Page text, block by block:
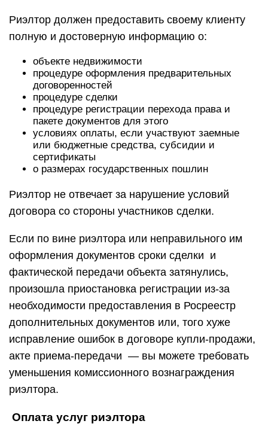
Риэлтор должен предоставить своему клиенту
полную и достоверную информацию о:
объекте недвижимости
процедуре оформления предварительных
договоренностей
процедуре сделки
процедуре регистрации перехода права и
пакете документов для этого
условиях оплаты, если участвуют заемные
или бюджетные средства, субсидии и
сертификаты
о размерах государственных пошлин
Риэлтор не отвечает за нарушение условий
договора со стороны участников сделки.
Если по вине риэлтора или неправильного им
оформления документов сроки сделки и
фактической передачи объекта затянулись,
произошла приостановка регистрации из-за
необходимости предоставления в Росреестр
дополнительных документов или, того хуже
исправление ошибок в договоре купли-продажи,
акте приема-передачи — вы можете требовать
уменьшения комиссионного вознаграждения
риэлтора.
Оплата услуг риэлтора